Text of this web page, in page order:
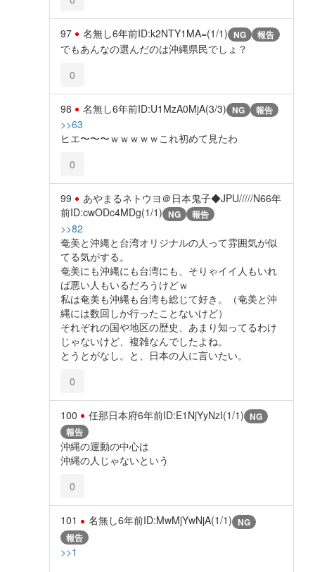
97 名無し6年前ID:k2NTY1MA=(1/1) NG 報告
でもあんなの選んだのは沖縄県民でしょ？
0
98 名無し6年前ID:U1MzA0MjA(3/3) NG 報告
>>63
ヒエ〜〜〜ｗｗｗｗｗこれ初めて見たわ
0
99 あやまるネトウヨ＠日本鬼子◆JPU/////N66年
前ID:cwODc4MDg(1/1) NG 報告
>>82
奄美と沖縄と台湾オリジナルの人って雰囲気が似
てる気がする。
奄美にも沖縄にも台湾にも、そりゃイイ人もいれ
ば悪い人もいるだろうけどｗ
私は奄美も沖縄も台湾も総じて好き。（奄美と沖
縄には数回しか行ったことないけど）
それぞれの国や地区の歴史、あまり知ってるわけ
じゃないけど、複雑なんでしたよね。
とうとがなし。と、日本の人に言いたい。
0
100 任那日本府6年前ID:E1NjYyNzI(1/1) NG
報告
沖縄の運動の中心は
沖縄の人じゃないという
0
101 名無し6年前ID:MwMjYwNjA(1/1) NG
報告
>>1